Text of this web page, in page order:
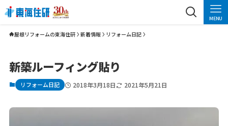
MENU
屋根リフォームの東海住研 新着情報 リフォーム日記
新築ルーフィング貼り
リフォーム日記 2018年3月18日 2021年5月21日